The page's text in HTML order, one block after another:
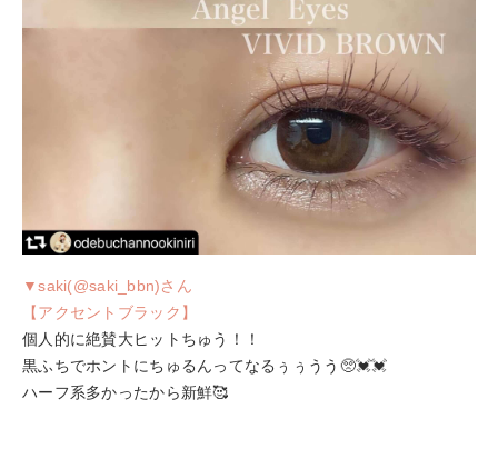
▼saki(@saki_bbn)さん
【アクセントブラック】
個人的に絶賛大ヒットちゅう！！
黒ふちでホントにちゅるんってなるぅぅうう🥺💓💓
ハーフ系多かったから新鮮🥰